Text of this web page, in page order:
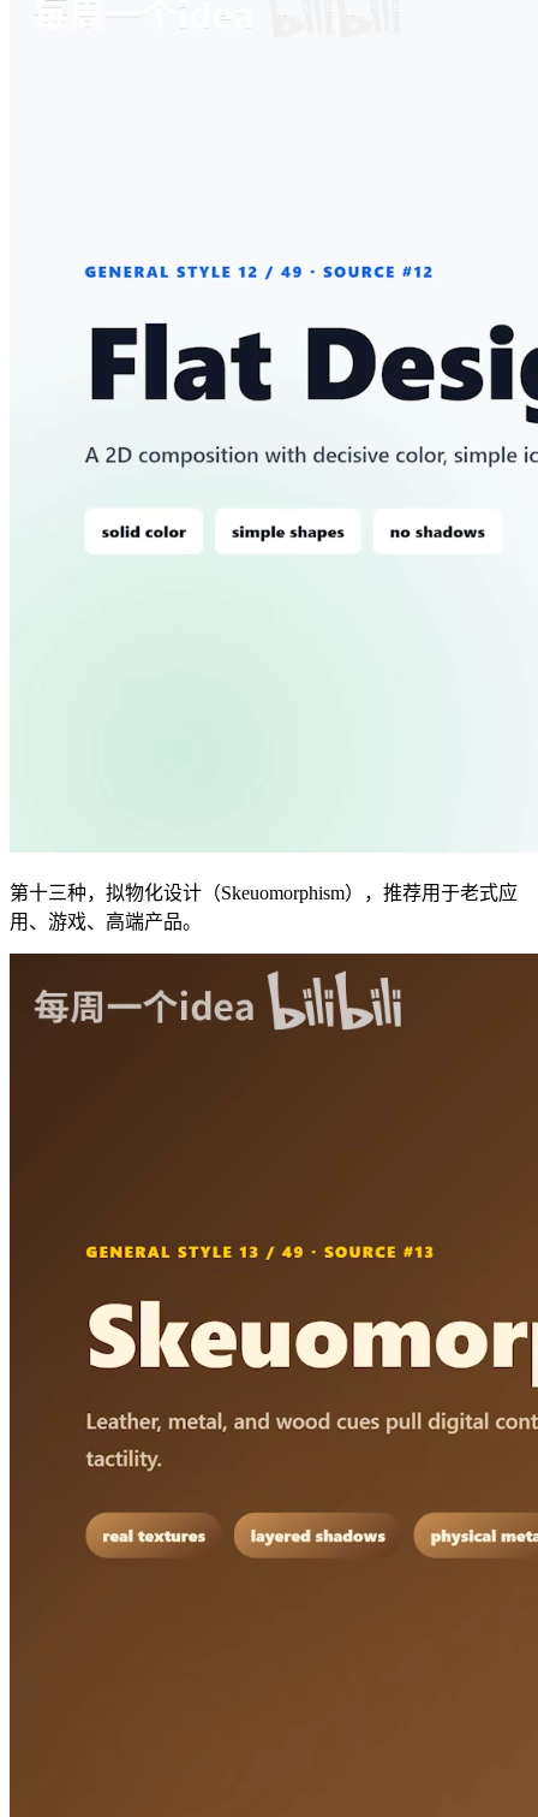
第十三种，拟物化设计（Skeuomorphism），推荐用于老式应
用、游戏、高端产品。